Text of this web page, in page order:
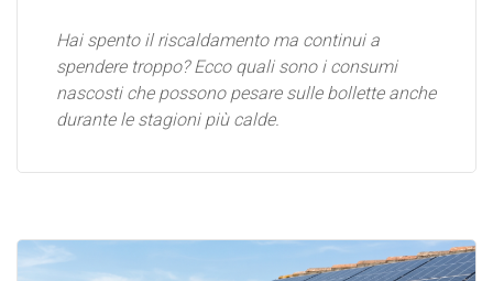
Hai spento il riscaldamento ma continui a
spendere troppo? Ecco quali sono i consumi
nascosti che possono pesare sulle bollette anche
durante le stagioni più calde.